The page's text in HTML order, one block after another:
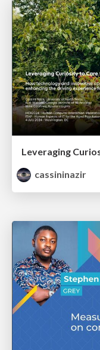
cassininazir